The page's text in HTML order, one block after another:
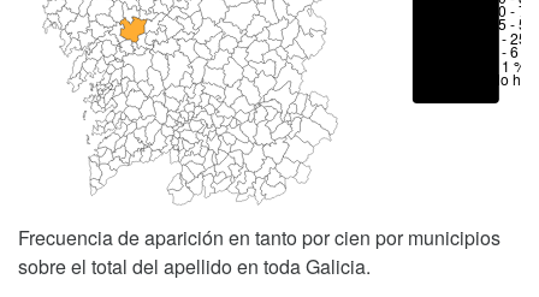
50 -
25 -
6 - 25
1 - 6 %
< 1 %
No hay
Frecuencia de aparición en tanto por cien por municipios
sobre el total del apellido en toda Galicia.